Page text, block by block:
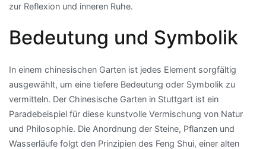
zur Reflexion und inneren Ruhe.
Bedeutung und Symbolik
In einem chinesischen Garten ist jedes Element sorgfältig
ausgewählt, um eine tiefere Bedeutung oder Symbolik zu
vermitteln. Der Chinesische Garten in Stuttgart ist ein
Paradebeispiel für diese kunstvolle Vermischung von Natur
und Philosophie. Die Anordnung der Steine, Pflanzen und
Wasserläufe folgt den Prinzipien des Feng Shui, einer alten